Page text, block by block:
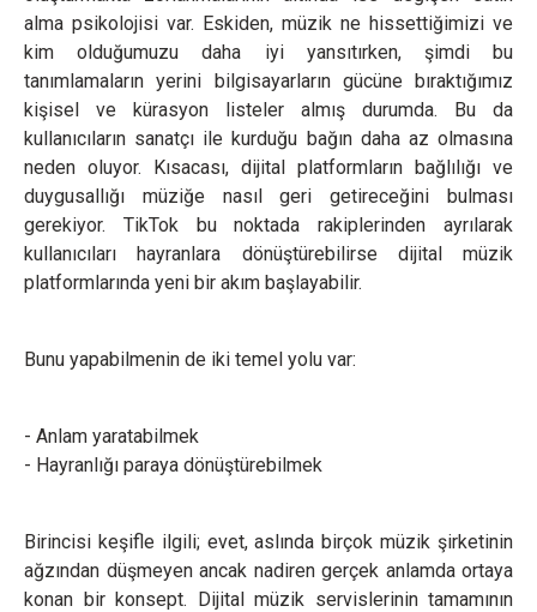
alma psikolojisi var. Eskiden, müzik ne hissettiğimizi ve
kim olduğumuzu daha iyi yansıtırken, şimdi bu
tanımlamaların yerini bilgisayarların gücüne bıraktığımız
kişisel ve kürasyon listeler almış durumda. Bu da
kullanıcıların sanatçı ile kurduğu bağın daha az olmasına
neden oluyor. Kısacası, dijital platformların bağlılığı ve
duygusallığı müziğe nasıl geri getireceğini bulması
gerekiyor. TikTok bu noktada rakiplerinden ayrılarak
kullanıcıları hayranlara dönüştürebilirse dijital müzik
platformlarında yeni bir akım başlayabilir.
Bunu yapabilmenin de iki temel yolu var:
- Anlam yaratabilmek
- Hayranlığı paraya dönüştürebilmek
Birincisi keşifle ilgili; evet, aslında birçok müzik şirketinin
ağzından düşmeyen ancak nadiren gerçek anlamda ortaya
konan bir konsept. Dijital müzik servislerinin tamamının